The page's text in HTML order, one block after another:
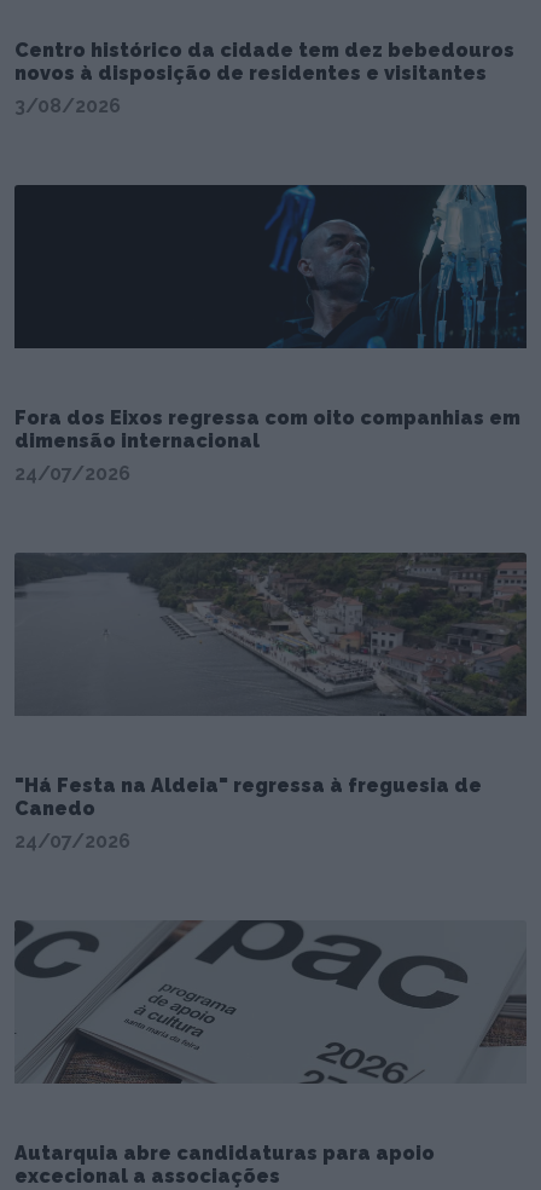
Centro histórico da cidade tem dez bebedouros
novos à disposição de residentes e visitantes
3/08/2026
Fora dos Eixos regressa com oito companhias em
dimensão internacional
24/07/2026
"Há Festa na Aldeia" regressa à freguesia de
Canedo
24/07/2026
Autarquia abre candidaturas para apoio
excecional a associações